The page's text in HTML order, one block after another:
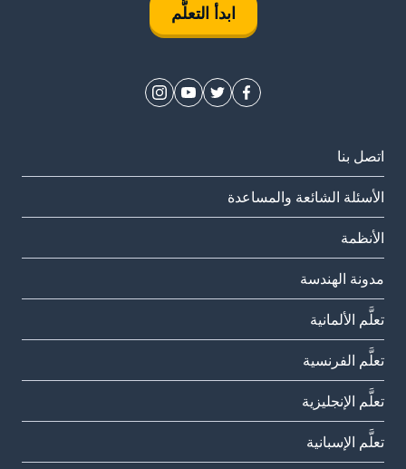
ابدأ التعلُّم
اتصل بنا
الأسئلة الشائعة والمساعدة
الأنظمة
مدونة الهندسة
تعلَّم الألمانية
تعلَّم الفرنسية
تعلَّم الإنجليزية
تعلَّم الإسبانية